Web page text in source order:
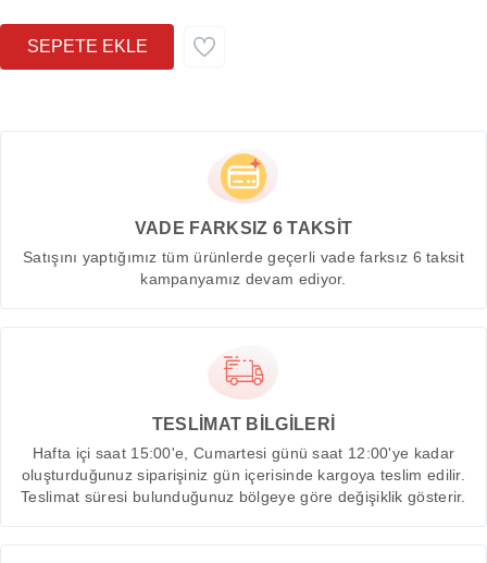
VADE FARKSIZ 6 TAKSİT
Satışını yaptığımız tüm ürünlerde geçerli vade farksız 6 taksit
kampanyamız devam ediyor.
TESLİMAT BİLGİLERİ
Hafta içi saat 15:00'e, Cumartesi günü saat 12:00'ye kadar
oluşturduğunuz siparişiniz gün içerisinde kargoya teslim edilir.
Teslimat süresi bulunduğunuz bölgeye göre değişiklik gösterir.